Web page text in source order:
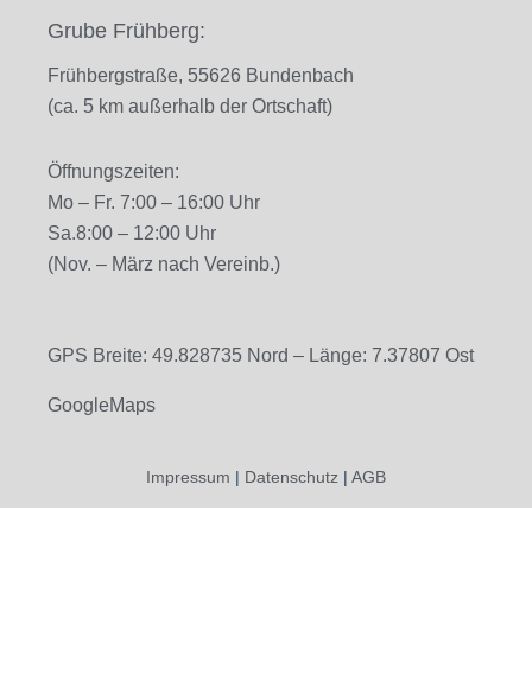
Grube Frühberg:
Frühbergstraße, 55626 Bundenbach
(ca. 5 km außerhalb der Ortschaft)
Öffnungszeiten:
Mo – Fr. 7:00 – 16:00 Uhr
Sa.8:00 – 12:00 Uhr
(Nov. – März nach Vereinb.)
GPS Breite: 49.828735 Nord – Länge: 7.37807 Ost
GoogleMaps
Impressum | Datenschutz | AGB